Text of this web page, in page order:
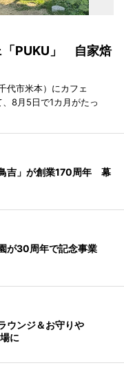
「PUKU」 自家焙
代市米本）にカフェ
8月5日で1カ月がたっ
吉」が創業170周年 幕
が30周年で記念事業
ウンジ＆お守りや
に